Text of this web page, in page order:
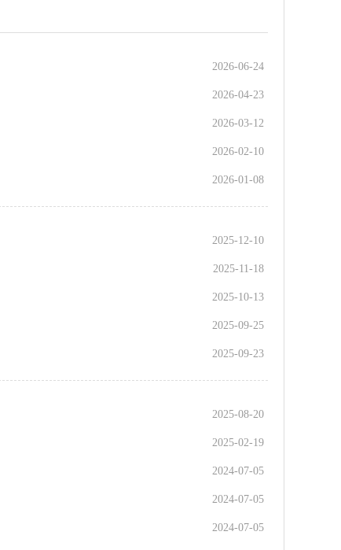
2026-06-24
2026-04-23
2026-03-12
2026-02-10
2026-01-08
2025-12-10
2025-11-18
2025-10-13
2025-09-25
2025-09-23
2025-08-20
2025-02-19
2024-07-05
2024-07-05
2024-07-05